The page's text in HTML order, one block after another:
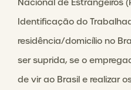
Nacional de Estrangeiros
Identificação do
residência/domicílio no
ser suprida, se o
de vir ao Brasil e realizar